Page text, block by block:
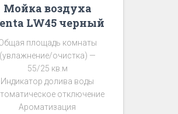
Мойка воздуха
LW45 черный
площадь комнаты
(увлажнение/очистка) —
55/25 кв.м
Индикатор долива воды
отключение
Ароматизация